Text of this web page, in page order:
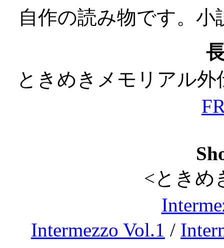
自作の読み物です。
ときめきメモリアル
<ときめ
Intermezzo Vol.1 /